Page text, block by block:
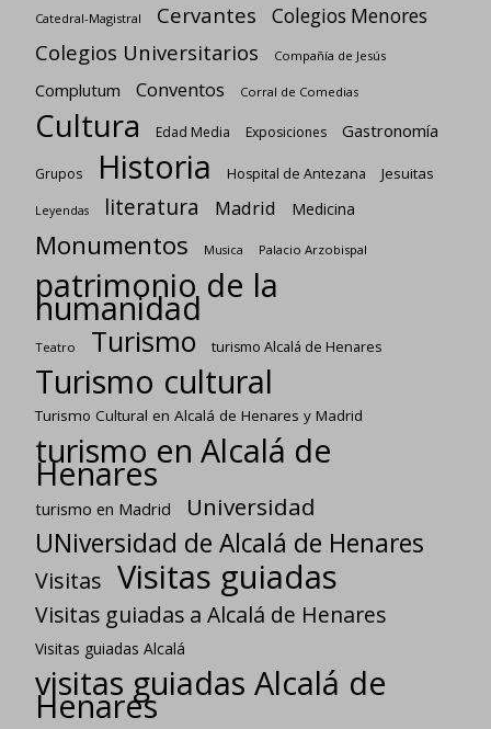
Catedral-Magistral Cervantes Colegios Menores
Colegios Universitarios Compañía de Jesús
Complutum Conventos Corral de Comedias
Cultura Edad Media Exposiciones Gastronomía
Grupos Historia Hospital de Antezana Jesuitas
Leyendas literatura Madrid Medicina
Monumentos Musica Palacio Arzobispal
patrimonio de la
humanidad
Teatro Turismo turismo Alcalá de Henares
Turismo cultural
Turismo Cultural en Alcalá de Henares y Madrid
turismo en Alcalá de
Henares
turismo en Madrid Universidad
UNiversidad de Alcalá de Henares
Visitas Visitas guiadas
Visitas guiadas a Alcalá de Henares
Visitas guiadas Alcalá
visitas guiadas Alcalá de
Henares